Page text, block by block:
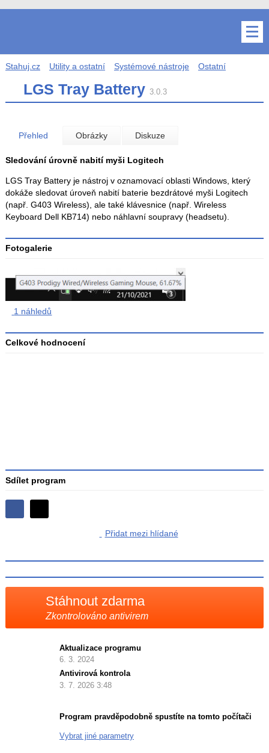
Stahuj.cz Utility a ostatní Systémové nástroje Ostatní
LGS Tray Battery 3.0.3
Přehled Obrázky Diskuze
Sledování úrovně nabití myši Logitech
LGS Tray Battery je nástroj v oznamovací oblasti Windows, který
dokáže sledovat úroveň nabití baterie bezdrátové myši Logitech
(např. G403 Wireless), ale také klávesnice (např. Wireless
Keyboard Dell KB714) nebo náhlavní soupravy (headsetu).
Fotogalerie
1 náhledů
Celkové hodnocení
Sdílet program
Sdílejte
X
Přidat mezi hlídané
Stáhnout zdarma
Zkontrolováno antivirem
Aktualizace programu
6. 3. 2024
Antivirová kontrola
3. 7. 2026 3:48
Program pravděpodobně spustíte na tomto počítači
Vybrat jiné parametry